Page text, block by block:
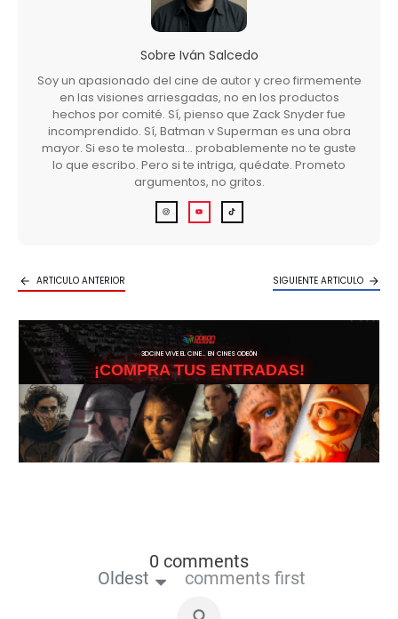
Sobre Iván Salcedo
Soy un apasionado del cine de autor y creo firmemente
en las visiones arriesgadas, no en los productos
hechos por comité. Sí, pienso que Zack Snyder fue
incomprendido. Sí, Batman v Superman es una obra
mayor. Si eso te molesta… probablemente no te guste
lo que escribo. Pero si te intriga, quédate. Prometo
argumentos, no gritos.
ARTICULO ANTERIOR SIGUIENTE ARTICULO
3DCINE VIVE EL CINE… EN CINES ODEÓN
¡COMPRA TUS ENTRADAS!
0 comments
Oldest comments first